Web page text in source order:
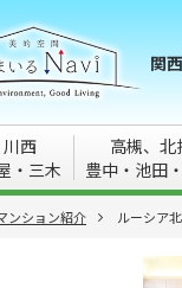
関
西
・三木
高槻、北
豊中・池田
ンション紹介 ルーシア